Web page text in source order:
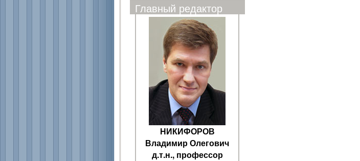
Главный редактор
НИКИФОРОВ
Владимир Олегович
д.т.н., профессор